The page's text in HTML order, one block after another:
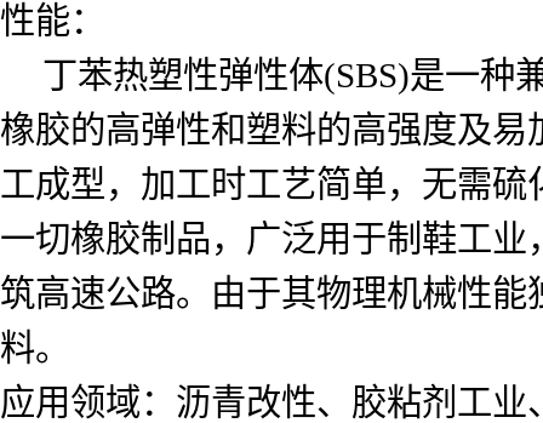
性能：
丁苯热塑性弹性体(SBS)是一种
橡胶的高弹性和塑料的高强度及
工成型，加工时工艺简单，无需
一切橡胶制品，广泛用于制鞋工
筑高速公路。由于其物理机械性
料。
应用领域：沥青改性、胶粘剂工